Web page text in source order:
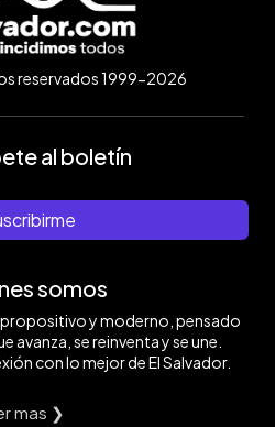
reservados 1999-2026
al boletín
somos
y moderno, pensado
avanza, se reinventa y se une.
con lo mejor de El Salvador.
mas ❯